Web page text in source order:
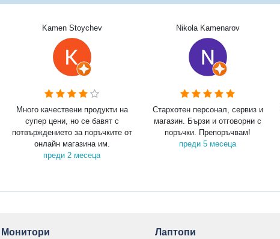
Kamen Stoychev
Много качествени продукти на
супер цени, но се бавят с
потвърждението за поръчките от
онлайн магазина им.
преди 2 месеца
Nikola Kamenarov
Стархотен персонал, сервиз и
магазин. Бързи и отговорни с
поръчки. Препоръчвам!
преди 5 месеца
Монитори Лаптопи